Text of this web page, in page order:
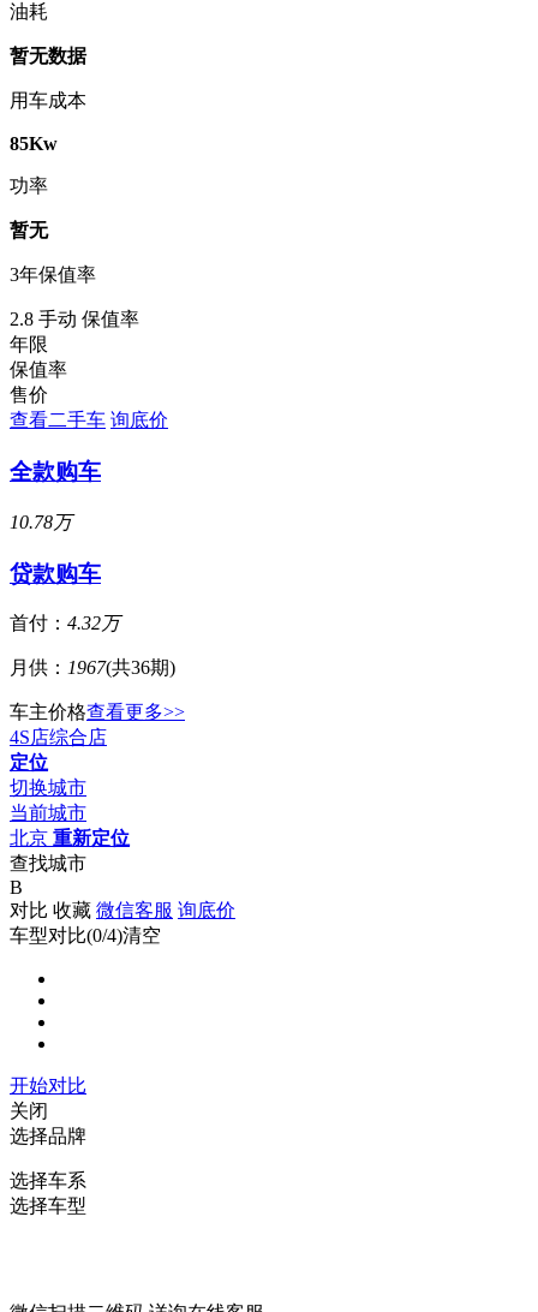
油耗
暂无数据
用车成本
85Kw
功率
暂无
3年保值率
2.8 手动 保值率
年限
保值率
售价
查看二手车 询底价
全款购车
10.78万
贷款购车
首付： 4.32万
月供： 1967(共36期)
车主价格查看更多>>
4S店综合店
定位
切换城市
当前城市
北京 重新定位
查找城市
B
对比 收藏 微信客服 询底价
车型对比(0/4)清空
开始对比
关闭
选择品牌
选择车系
选择车型